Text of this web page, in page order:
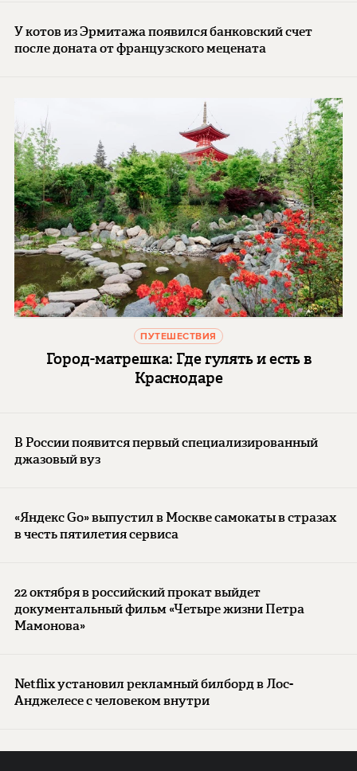
У котов из Эрмитажа появился банковский счет
после доната от французского мецената
ПУТЕШЕСТВИЯ
Город-матрешка: Где гулять и есть в
Краснодаре
В России появится первый специализированный
джазовый вуз
«Яндекс Go» выпустил в Москве самокаты в стразах
в честь пятилетия сервиса
22 октября в российский прокат выйдет
документальный фильм «Четыре жизни Петра
Мамонова»
Netflix установил рекламный билборд в Лос-
Анджелесе с человеком внутри